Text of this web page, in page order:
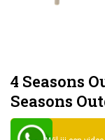
4 Seasons
Seasons